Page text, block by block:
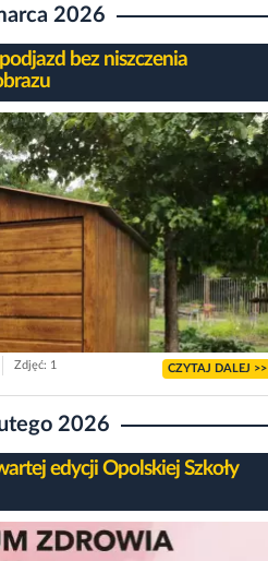
2026
bez niszczenia
Zdjęć: 1 CZYTAJ DALEJ >>
2026
edycji Opolskiej Szkoły